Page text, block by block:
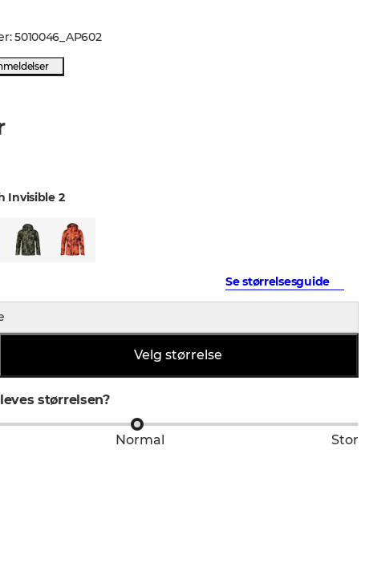
:5010046 AP602
Invisible 2
Se størrelsesguide
Velg størrelse
størrelsen?
Normal Stor